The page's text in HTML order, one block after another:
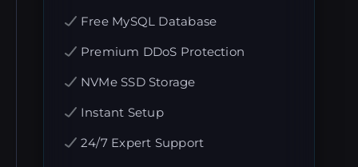
Free MySQL Database
Premium DDoS Protection
NVMe SSD Storage
Instant Setup
24/7 Expert Support